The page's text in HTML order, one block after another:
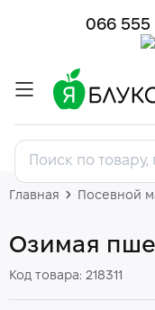
066 555
Главная Посевной
Озимая
Код товара: 218311